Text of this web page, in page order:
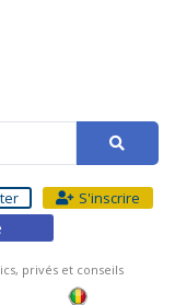
S'inscrire
privés et conseils